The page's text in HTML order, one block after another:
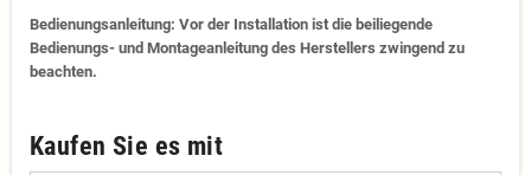
Bedienungsanleitung: Vor der Installation ist die beiliegende
Bedienungs- und Montageanleitung des Herstellers zwingend zu
beachten.
Kaufen Sie es mit